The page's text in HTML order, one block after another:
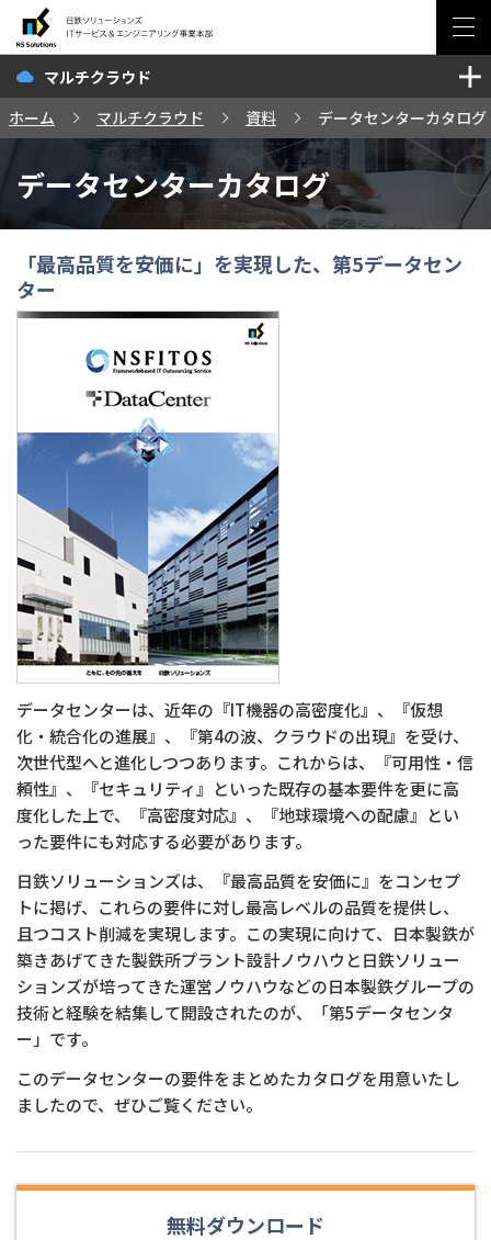
ソリューション・サービス
セミナー・イベント
事例
ブログ
お問い合わせ
サイトマップ 日鉄ソリューションズ
会社情報 商標・登録商標について
プライバシーポリシー クッキーの使用について
マルチクラウド
ホーム
マルチクラウド 資料 データセンターカタログ
データセンターカタログ
「最高品質を安価に」を実現した、第5データセン
ター
データセンターは、近年の『IT機器の高密度化』、『仮想
化・統合化の進展』、『第4の波、クラウドの出現』を受け、
次世代型へと進化しつつあります。これからは、『可用性・信
頼性』、『セキュリティ』といった既存の基本要件を更に高
度化した上で、『高密度対応』、『地球環境への配慮』とい
った要件にも対応する必要があります。
日鉄ソリューションズは、『最高品質を安価に』をコンセプ
トに掲げ、これらの要件に対し最高レベルの品質を提供し、
且つコスト削減を実現します。この実現に向けて、日本製鉄が
築きあげてきた製鉄所プラント設計ノウハウと日鉄ソリュー
ションズが培ってきた運営ノウハウなどの日本製鉄グループの
技術と経験を結集して開設されたのが、「第5データセンタ
ー」です。
このデータセンターの要件をまとめたカタログを用意いたし
ましたので、ぜひご覧ください。
無料ダウンロード